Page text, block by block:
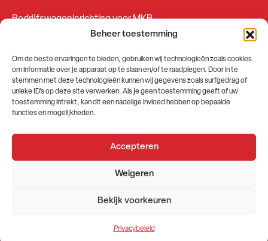
Beheer toestemming
Om de beste ervaringen te bieden, gebruiken wij technologieën zoals cookies
om informatie over je apparaat op te slaan en/of te raadplegen. Door in te
stemmen met deze technologieën kunnen wij gegevens zoals surfgedrag of
unieke ID's op deze site verwerken. Als je geen toestemming geeft of uw
toestemming intrekt, kan dit een nadelige invloed hebben op bepaalde
functies en mogelijkheden.
Accepteren
Weigeren
Bekijk voorkeuren
Privacybeleid
Bedrijfswageninrichting voor MKB
Bedrijfswageninrichting voor Fleetsales
SOCIALS